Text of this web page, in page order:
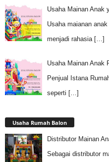
Usaha Mainan Anak
Usaha maianan
menjadi rahasia […]
Usaha Mainan Anak
Penjual Istana
seperti […]
Usaha Rumah Balon
Distributor Mainan
Sebagai distributor